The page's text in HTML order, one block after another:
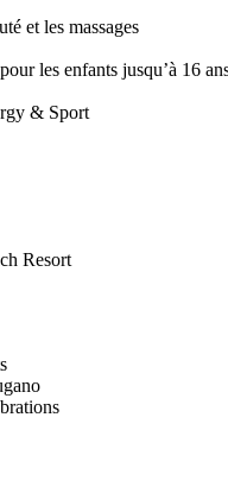
et les massages
les enfants jusqu’à 16
& Sport
Resort